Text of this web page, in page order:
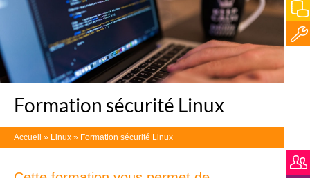
Formation sécurité Linux
Accueil » Linux » Formation sécurité Linux